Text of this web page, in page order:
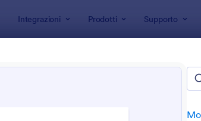
Integrazioni Prodotti Supporto
degli Eventi